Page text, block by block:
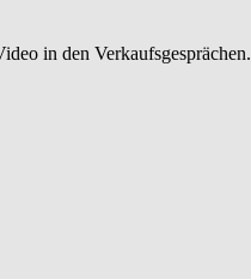
in den Verkaufsgesprächen.